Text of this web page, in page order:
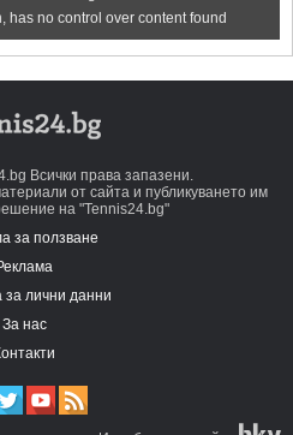
Всички права запазени.
от сайта и публикуването им
на "Tennis24.bg"
за ползване
за лични данни
За нас